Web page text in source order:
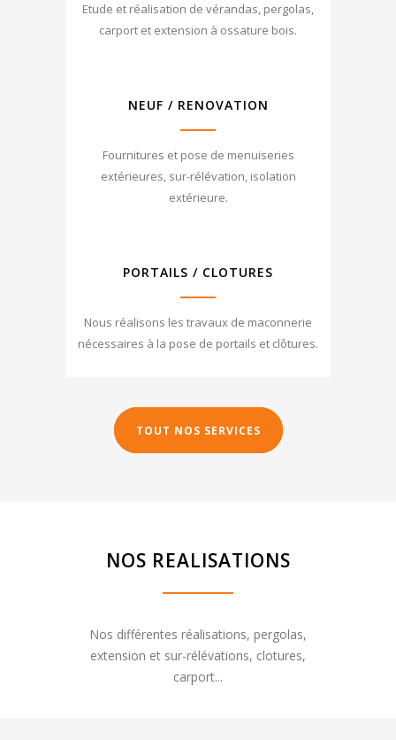
Etude et réalisation de vérandas, pergolas,
carport et extension à ossature bois.
NEUF / RENOVATION
Fournitures et pose de menuiseries
extérieures, sur-rélévation, isolation
extérieure.
PORTAILS / CLOTURES
Nous réalisons les travaux de maconnerie
nécessaires à la pose de portails et clôtures.
TOUT NOS SERVICES
NOS REALISATIONS
Nos différentes réalisations, pergolas,
extension et sur-rélévations, clotures,
carport...